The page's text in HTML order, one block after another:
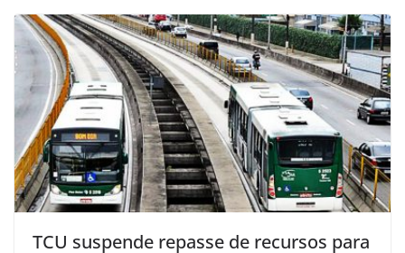
TCU suspende repasse de recursos para